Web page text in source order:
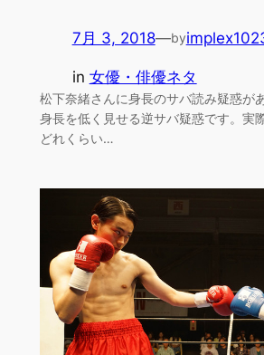
7月 3, 2018—by
in 女優・俳優ネタ
松下奈緒さんに身長のサバ読み疑惑が
身長を低く見せる逆サバ疑惑です。実
どれくらい…